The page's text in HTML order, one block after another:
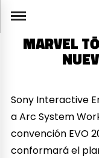
MARVEL
Sony Interactive
a Arc System
convención EVO
conformará el